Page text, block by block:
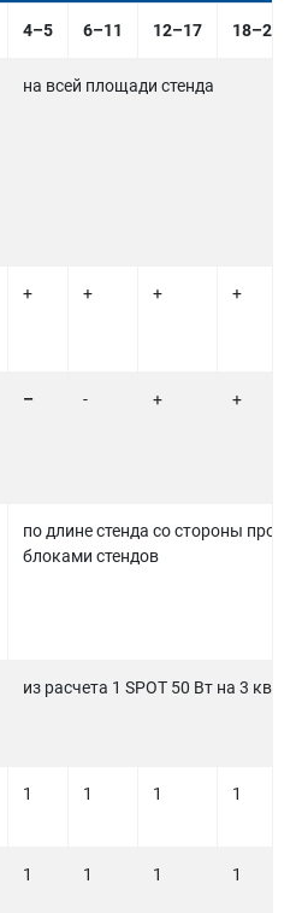
4–5 6–11 12–17 18–24
на всей площади стенда
+ + + +
– - + +
по длине стенда со стороны
блоками стендов
из расчета 1 SPOT 50 Вт на 3
1 1 1 1
1 1 1 1